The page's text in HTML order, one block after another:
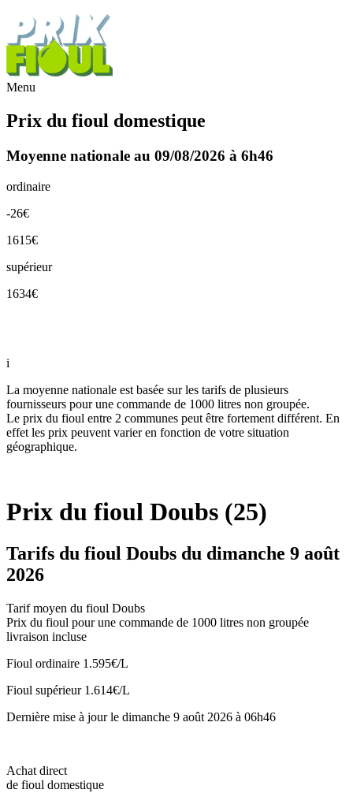
Menu
Prix du fioul domestique
Moyenne nationale au 09/08/2026 à 6h46
ordinaire
-26€
1615€
supérieur
1634€
i
La moyenne nationale est basée sur les tarifs de plusieurs
fournisseurs pour une commande de 1000 litres non groupée.
Le prix du fioul entre 2 communes peut être fortement différent. En
effet les prix peuvent varier en fonction de votre situation
géographique.
Prix du fioul Doubs (25)
Tarifs du fioul Doubs du dimanche 9 août
2026
Tarif moyen du fioul Doubs
Prix du fioul pour une commande de 1000 litres non groupée
livraison incluse
Fioul ordinaire 1.595€/L
Fioul supérieur 1.614€/L
Dernière mise à jour le dimanche 9 août 2026 à 06h46
Achat direct
de fioul domestique